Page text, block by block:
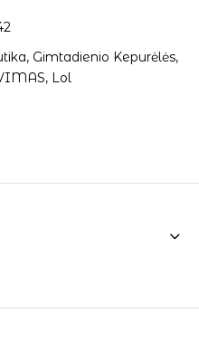
, Gimtadienio Kepurėlės,
, Lol